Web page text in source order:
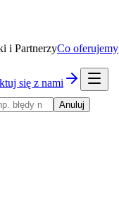
i PartnerzyCo oferujemy
się z nami
Anuluj